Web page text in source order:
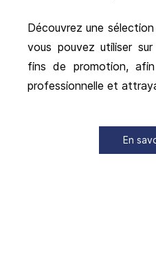
Découvrez une sélection
vous pouvez utiliser
fins de promotion,
professionnelle et
En